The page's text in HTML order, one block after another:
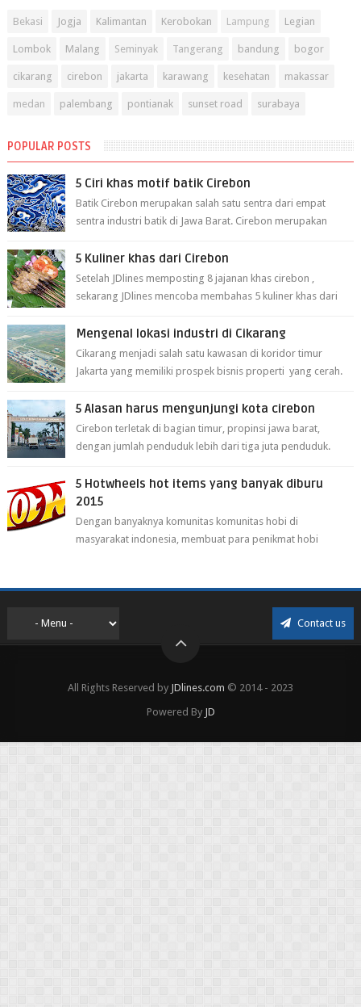
Bekasi Jogja Kalimantan Kerobokan Lampung Legian
Lombok Malang Seminyak Tangerang bandung bogor
cikarang cirebon jakarta karawang kesehatan makassar
medan palembang pontianak sunset road surabaya
POPULAR POSTS
5 Ciri khas motif batik Cirebon
Batik Cirebon merupakan salah satu sentra dari empat
sentra industri batik di Jawa Barat. Cirebon merupakan
5 Kuliner khas dari Cirebon
Setelah JDlines memposting 8 jajanan khas cirebon ,
sekarang JDlines mencoba membahas 5 kuliner khas dari
Mengenal lokasi industri di Cikarang
Cikarang menjadi salah satu kawasan di koridor timur
Jakarta yang memiliki prospek bisnis properti yang cerah.
5 Alasan harus mengunjungi kota cirebon
Cirebon terletak di bagian timur, propinsi jawa barat,
dengan jumlah penduduk lebih dari tiga juta penduduk.
5 Hotwheels hot items yang banyak diburu
2015
Dengan banyaknya komunitas komunitas hobi di
masyarakat indonesia, membuat para penikmat hobi
Contact us
All Rights Reserved by JDlines.com © 2014 - 2023
Powered By JD